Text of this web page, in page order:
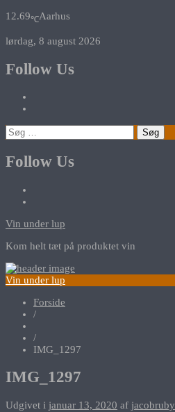
12.69℃Aarhus
lørdag, 8 august 2026
Follow Us
Søg
efter:
Follow Us
Vin under lup
Kom helt tæt på produktet vin
Vin under lup
Forside
/
/
IMG_1297
IMG_1297
Udgivet i januar 13, 2020 af jacobruby